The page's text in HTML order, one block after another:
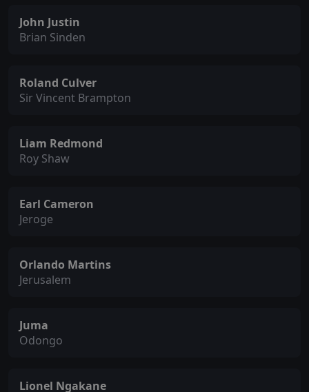
John Justin
Brian Sinden
Roland Culver
Sir Vincent Brampton
Liam Redmond
Roy Shaw
Earl Cameron
Jeroge
Orlando Martins
Jerusalem
Juma
Odongo
Lionel Ngakane